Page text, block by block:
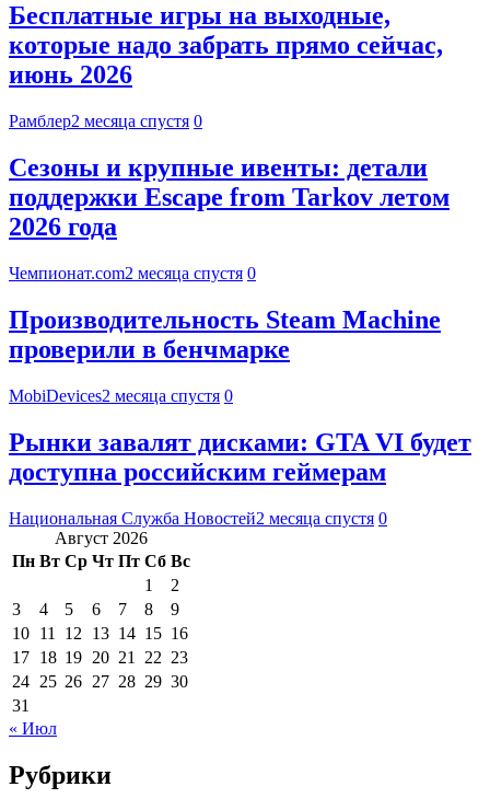
Бесплатные игры на выходные,
которые надо забрать прямо сейчас,
июнь 2026
Рамблер2 месяца спустя 0
Сезоны и крупные ивенты: детали
поддержки Escape from Tarkov летом
2026 года
Чемпионат.com2 месяца спустя 0
Производительность Steam Machine
проверили в бенчмарке
MobiDevices2 месяца спустя 0
Рынки завалят дисками: GTA VI будет
доступна российским геймерам
Национальная Служба Новостей2 месяца спустя 0
Август 2026
Пн Вт Ср Чт Пт Сб Вс
1
2
3
4 5 6 7 8
9
10 11 12 13 14 15 16
17 18 19 20 21 22 23
24 25 26 27 28 29 30
31
« Июл
Рубрики